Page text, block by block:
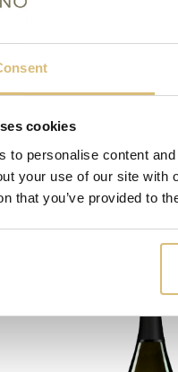
cookies
to personalise content
your use of our site
that you’ve provided to
category: